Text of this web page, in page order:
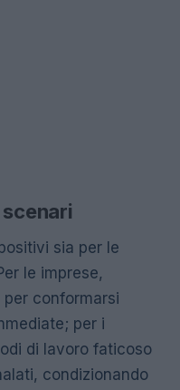
sia per le
le imprese,
conformarsi
per i
di lavoro faticoso
condizionando